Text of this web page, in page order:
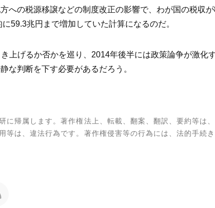
への税源移譲などの制度改正の影響で、わが国の税収
59.3兆円まで増加していた計算になるのだ。
上げるか否かを巡り、2014年後半には政策論争が激化
な判断を下す必要があるだろう。
に帰属します。著作権法上、転載、翻案、翻訳、要約等は
等は、違法行為です。著作権侵害等の行為には、法的手続